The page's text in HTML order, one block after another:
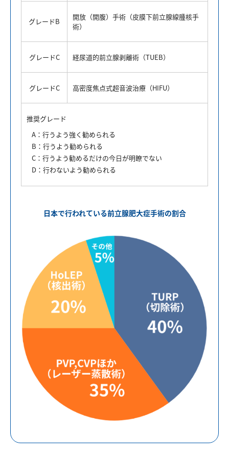
グレードB
開放（開腹）手術（皮膜下前立腺線腫核手
術）
グレードC 経尿道的前立腺剥離術（TUEB）
グレードC 高密度焦点式超音波治療（HIFU）
推奨グレード
A：行うよう強く勧められる
B：行うよう勧められる
C：行うよう勧めるだけの今日が明瞭でない
D：行わないよう勧められる
日本で行われている前立腺肥大症手術の割合